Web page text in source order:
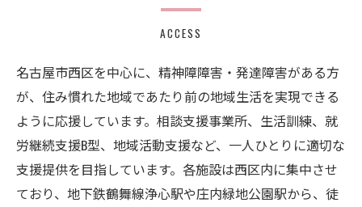
ACCESS
名古屋市西区を中心に、精神障障害・発達障害がある方
が、住み慣れた地域であたり前の地域生活を実現できる
ように応援しています。相談支援事業所、生活訓練、就
労継続支援B型、地域活動支援など、一人ひとりに適切な
支援提供を目指しています。各施設は西区内に集中させ
ており、地下鉄鶴舞線浄心駅や庄内緑地公園駅から、徒